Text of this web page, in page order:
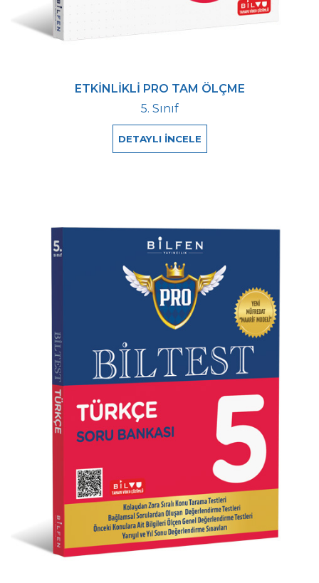
ETKİNLİKLİ PRO TAM ÖLÇME
5. Sınıf
DETAYLI İNCELE